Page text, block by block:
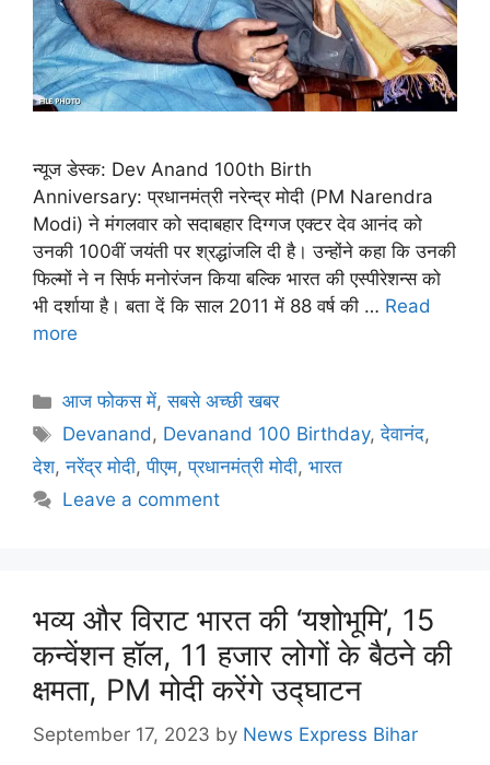
न्यूज डेस्क: Dev Anand 100th Birth
Anniversary: प्रधानमंत्री नरेन्द्र मोदी (PM Narendra
Modi) ने मंगलवार को सदाबहार दिग्गज एक्टर देव आनंद को
उनकी 100वीं जयंती पर श्रद्धांजलि दी है। उन्होंने कहा कि उनकी
फिल्मों ने न सिर्फ मनोरंजन किया बल्कि भारत की एस्पीरेशन्स को
भी दर्शाया है। बता दें कि साल 2011 में 88 वर्ष की … Read
more
आज फोकस में,सबसे अच्छी खबर
Devanand, Devanand 100 Birthday,देवानंद,
देश,नरेंद्र मोदी,पीएम,प्रधानमंत्री मोदी, भारत
Leave a comment
भव्य और विराट भारत की ‘यशोभूमि’, 15
कन्वेंशन हॉल, 11 हजार लोगों के बैठने की
क्षमता, PM मोदी करेंगे उद्घाटन
September 17, 2023 by News Express Bihar